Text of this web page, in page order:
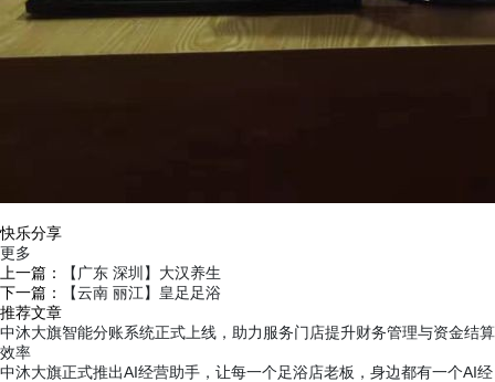
快乐分享
更多
上一篇：
【广东 深圳】大汉养生
下一篇：
【云南 丽江】皇足足浴
推荐文章
中沐大旗智能分账系统正式上线，助力服务门店提升财务管理与资金结算
效率
中沐大旗正式推出AI经营助手，让每一个足浴店老板，身边都有一个AI经